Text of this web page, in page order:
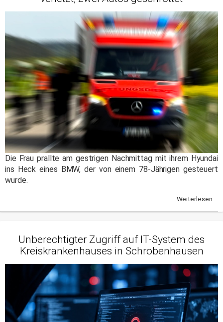
Die Frau prallte am gestrigen Nachmittag mit ihrem Hyundai
ins Heck eines BMW, der von einem 78-Jährigen gesteuert
wurde.
Weiterlesen ...
Unberechtigter Zugriff auf IT-System des
Kreiskrankenhauses in Schrobenhausen